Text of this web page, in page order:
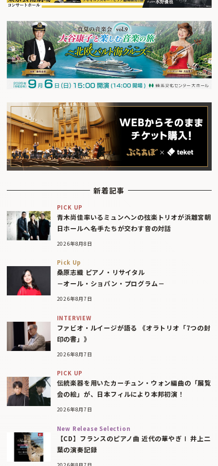
新着記事
PICK UP
青木尚佳率いるミュンヘンの弦楽トリオが浜離宮朝
日ホールへ――名手たちが交わす音の対話
2026年8月8日
Pick Up
桑原志織 ピアノ・リサイタル
－オール・ショパン・プログラム－
2026年8月7日
INTERVIEW
ファビオ・ルイージが語る 《オラトリオ「7つの封
印の書」》
2026年8月7日
PICK UP
伝統楽器を用いたカーチュン・ウォン編曲の「展覧
会の絵」が、日本フィルにより本邦初演！
2026年8月7日
New Release Selection
【CD】フランスのピアノ曲 近代の華やぎⅠ 井上二
葉の演奏記録